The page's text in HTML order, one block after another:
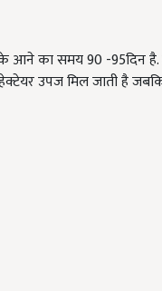
आने का समय 90 -95दिन
उपज मिल जाती है